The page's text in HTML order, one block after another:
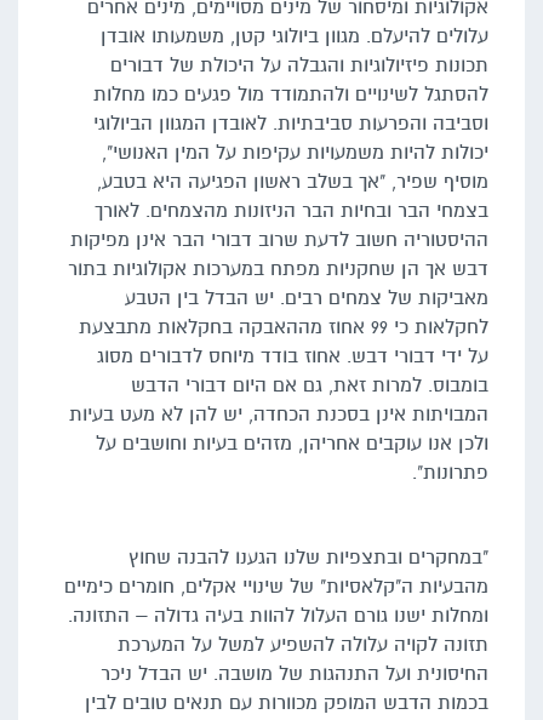
אקולוגיות ומיסחור של מינים מסויימים, מינים אחרים
עלולים להיעלם. מגוון ביולוגי קטן, משמעותו אובדן
תכונות פיזיולוגיות והגבלה על היכולת של דבורים
להסתגל לשינויים ולהתמודד מול פגעים כמו מחלות
וסביבה והפרעות סביבתיות. לאובדן המגוון הביולוגי
יכולות להיות משמעויות עקיפות על המין האנושי",
מוסיף שפיר, "אך בשלב ראשון הפגיעה היא בטבע,
בצמחי הבר ובחיות הבר הניזונות מהצמחים. לאורך
ההיסטוריה חשוב לדעת שרוב דבורי הבר אינן מפיקות
דבש אך הן שחקניות מפתח במערכות אקולוגיות בתור
מאביקות של צמחים רבים. יש הבדל בין הטבע
לחקלאות כי 99 אחוז מההאבקה בחקלאות מתבצעת
על ידי דבורי דבש. אחוז בודד מיוחס לדבורים מסוג
בומבוס. למרות זאת, גם אם היום דבורי הדבש
המבויתות אינן בסכנת הכחדה, יש להן לא מעט בעיות
ולכן אנו עוקבים אחריהן, מזהים בעיות וחושבים על
פתרונות".
"במחקרים ובתצפיות שלנו הגענו להבנה שחוץ
מהבעיות ה"קלאסיות" של שינויי אקלים, חומרים כימיים
ומחלות ישנו גורם העלול להוות בעיה גדולה – התזונה.
תזונה לקויה עלולה להשפיע למשל על המערכת
החיסונית ועל התנהגות של מושבה. יש הבדל ניכר
בכמות הדבש המופק מכוורות עם תנאים טובים לבין